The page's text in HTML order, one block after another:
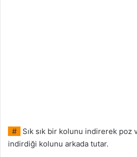
#
Sık sık bir kolunu indirerek
indirdiği kolunu arkada tutar.